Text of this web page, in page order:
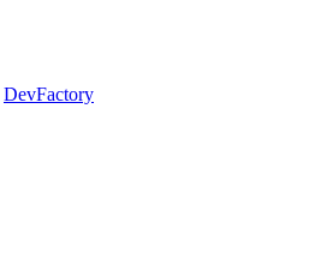
DevFactory